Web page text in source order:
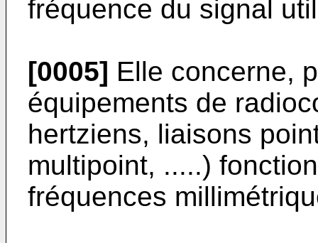
fréquence du signal
[0005] Elle concerne,
équipements de
hertziens, liaisons
multipoint, .....)
fréquences